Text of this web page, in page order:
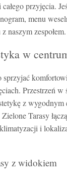
przyjęcia.
menu
naszym zespołem.
w
sprzyjać
Przestrzeń w
z
Tarasy
i
z widokiem